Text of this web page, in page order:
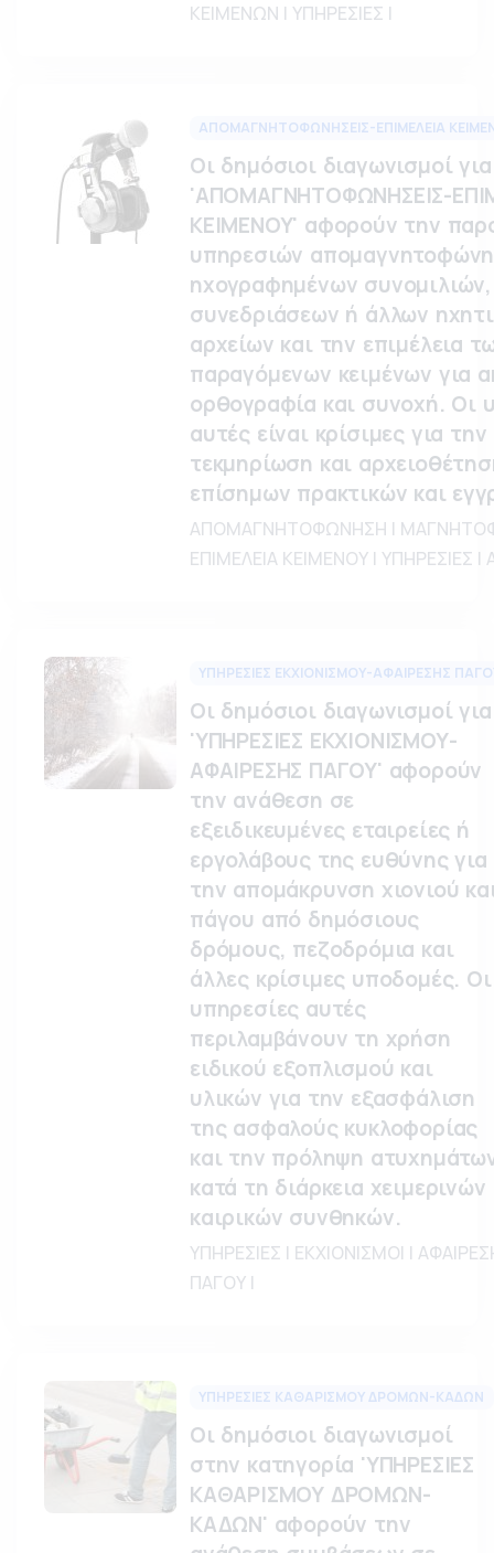
ΚΕΙΜΕΝΩΝ | ΥΠΗΡΕΣΙΕΣ |
ΑΠΟΜΑΓΝΗΤΟΦΩΝΗΣΕΙΣ-ΕΠΙΜΕΛΕΙΑ
Οι δημόσιοι διαγωνισμοί για
'ΑΠΟΜΑΓΝΗΤΟΦΩΝΗΣΕΙΣ-
ΚΕΙΜΕΝΟΥ' αφορούν την
υπηρεσιών
ηχογραφημένων συνομιλιών,
συνεδριάσεων ή άλλων
αρχείων και την επιμέλεια
παραγόμενων κειμένων για
ορθογραφία και συνοχή. Οι
αυτές είναι κρίσιμες για την
τεκμηρίωση και
επίσημων πρακτικών και
ΑΠΟΜΑΓΝΗΤΟΦΩΝΗΣΗ |
ΕΠΙΜΕΛΕΙΑ ΚΕΙΜΕΝΟΥ | ΥΠΗΡΕΣΙΕΣ |
ΥΠΗΡΕΣΙΕΣ ΕΚΧΙΟΝΙΣΜΟΥ-ΑΦΑΙΡΕΣΗΣ
Οι δημόσιοι διαγωνισμοί για
'ΥΠΗΡΕΣΙΕΣ ΕΚΧΙΟΝΙΣΜΟΥ-
ΑΦΑΙΡΕΣΗΣ ΠΑΓΟΥ' αφορούν
την ανάθεση σε
εξειδικευμένες εταιρείες ή
εργολάβους της ευθύνης για
την απομάκρυνση χιονιού
πάγου από δημόσιους
δρόμους, πεζοδρόμια και
άλλες κρίσιμες υποδομές. Οι
υπηρεσίες αυτές
περιλαμβάνουν τη χρήση
ειδικού εξοπλισμού και
υλικών για την εξασφάλιση
της ασφαλούς κυκλοφορίας
και την πρόληψη
κατά τη διάρκεια χειμερινών
καιρικών συνθηκών.
ΥΠΗΡΕΣΙΕΣ | ΕΚΧΙΟΝΙΣΜΟΙ |
ΠΑΓΟΥ |
ΥΠΗΡΕΣΙΕΣ ΚΑΘΑΡΙΣΜΟΥ ΔΡΟΜΩΝ-ΚΑΔΩΝ
Οι δημόσιοι διαγωνισμοί
στην κατηγορία 'ΥΠΗΡΕΣΙΕΣ
ΚΑΘΑΡΙΣΜΟΥ ΔΡΟΜΩΝ-
ΚΑΔΩΝ' αφορούν την